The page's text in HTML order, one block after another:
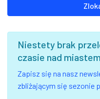
Niestety brak
czasie nad miastem
Zapisz się na nasz
zbliżającym się sezonie